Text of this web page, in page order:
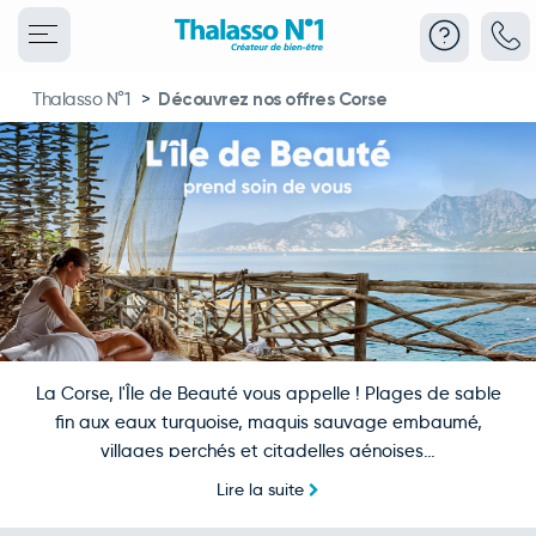
Thalasso N°1 > Découvrez nos offres Corse
La Corse, l'Île de Beauté vous appelle ! Plages de sable
fin aux eaux turquoise, maquis sauvage embaumé,
villages perchés et citadelles génoises…
La Corse est un condensé de merveilles. Randonnez sur
Lire la suite